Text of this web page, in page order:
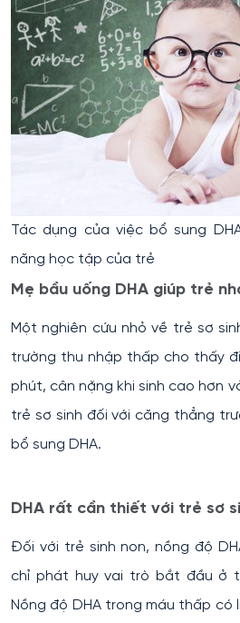
Tác dụng của việc bổ sung
năng học tập của trẻ
Mẹ bầu uống DHA giúp trẻ
Một nghiên cứu nhỏ về trẻ sơ
trường thu nhập thấp cho thấy
phút, cân nặng khi sinh cao hơn
trẻ sơ sinh đối với căng thẳng
bổ sung DHA.
DHA rất cần thiết với trẻ sơ
Đối với trẻ sinh non, nồng độ
chỉ phát huy vai trò bắt đầu ở
Nồng độ DHA trong máu thấp có